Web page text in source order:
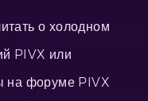
о холодном
PIVX или
на форуме PIVX